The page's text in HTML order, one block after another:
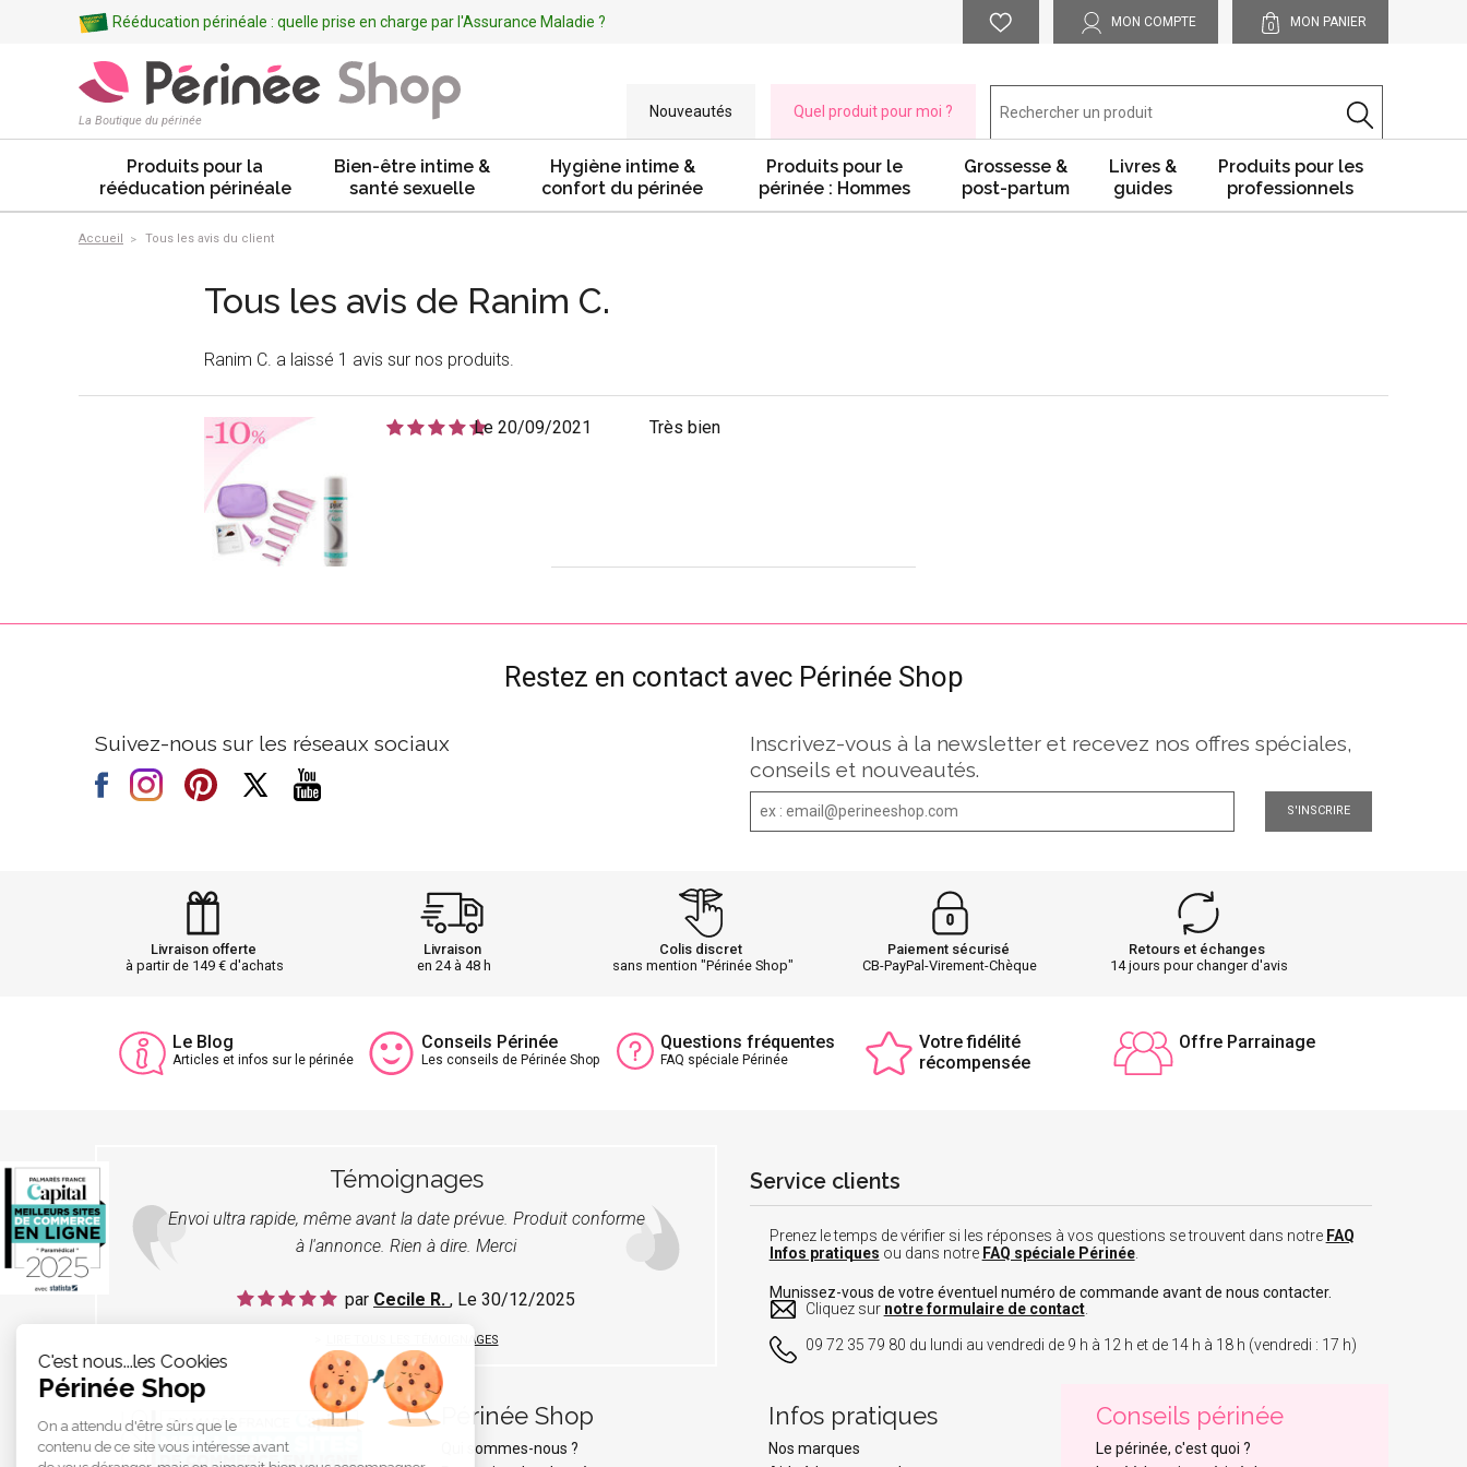
Rééducation périnéale : quelle prise en charge par l'Assurance Maladie ? MON COMPTE 0 MON PANIER
La Boutique du périnée
Nouveautés Quel produit pour moi ?
Produits pour la
rééducation périnéale
Bien-être intime &
santé sexuelle
Hygiène intime &
confort du périnée
Produits pour le
périnée : Hommes
Grossesse &
post-partum
Livres &
guides
Produits pour les
professionnels
Accueil Tous les avis du client
Tous les avis de Ranim C.
Ranim C. a laissé 1 avis sur nos produits.
Le 20/09/2021 Très bien
Restez en contact avec Périnée Shop
Suivez-nous sur les réseaux sociaux
Inscrivez-vous à la newsletter et recevez nos offres spéciales,
conseils et nouveautés.
S'INSCRIRE
Livraison offerte
à partir de 149 € d'achats
Livraison
en 24 à 48 h
Colis discret
sans mention "Périnée Shop"
Paiement sécurisé
CB-PayPal-Virement-Chèque
Retours et échanges
14 jours pour changer d'avis
Le Blog
Articles et infos sur le périnée
Conseils Périnée
Les conseils de Périnée Shop
Questions fréquentes
FAQ spéciale Périnée
Votre fidélité
récompensée
Offre Parrainage
Témoignages
Envoi ultra rapide, même avant la date prévue. Produit conforme
à l'annonce. Rien à dire. Merci
par Cecile R. , Le 30/12/2025
LIRE TOUS LES TÉMOIGNAGES
Service clients
Prenez le temps de vérifier si les réponses à vos questions se trouvent dans notre FAQ
Infos pratiques ou dans notre FAQ spéciale Périnée.
Munissez-vous de votre éventuel numéro de commande avant de nous contacter.
Cliquez sur notre formulaire de contact.
09 72 35 79 80 du lundi au vendredi de 9 h à 12 h et de 14 h à 18 h (vendredi : 17 h)
Périnée Shop
Qui sommes-nous ?
Infos pratiques
Nos marques
Conseils périnée
Le périnée, c'est quoi ?
C'est nous...les Cookies
Périnée Shop
On a attendu d'être sûrs que le
contenu de ce site vous intéresse avant